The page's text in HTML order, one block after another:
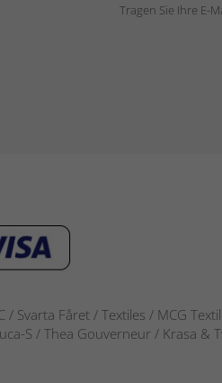
Tragen Sie Ihre E-
/ Svarta Fåret / Textiles / MCG
S / Thea Gouverneur / Krasa &